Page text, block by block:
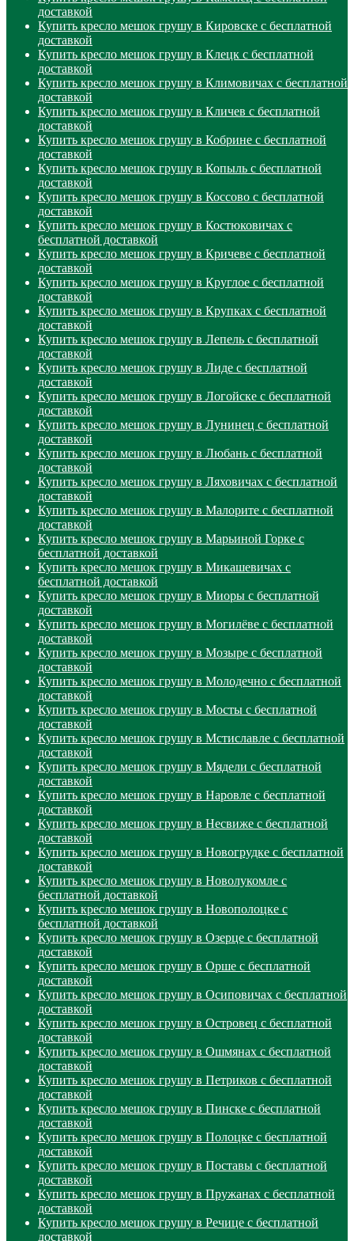
доставкой
Купить кресло мешок грушу в Кировске с бесплатной
доставкой
Купить кресло мешок грушу в Клецк с бесплатной
доставкой
Купить кресло мешок грушу в Климовичах с бесплатной
доставкой
Купить кресло мешок грушу в Кличев с бесплатной
доставкой
Купить кресло мешок грушу в Кобрине с бесплатной
доставкой
Купить кресло мешок грушу в Копыль с бесплатной
доставкой
Купить кресло мешок грушу в Коссово с бесплатной
доставкой
Купить кресло мешок грушу в Костюковичах с
бесплатной доставкой
Купить кресло мешок грушу в Кричеве с бесплатной
доставкой
Купить кресло мешок грушу в Круглое с бесплатной
доставкой
Купить кресло мешок грушу в Крупках с бесплатной
доставкой
Купить кресло мешок грушу в Лепель с бесплатной
доставкой
Купить кресло мешок грушу в Лиде с бесплатной
доставкой
Купить кресло мешок грушу в Логойске с бесплатной
доставкой
Купить кресло мешок грушу в Лунинец с бесплатной
доставкой
Купить кресло мешок грушу в Любань с бесплатной
доставкой
Купить кресло мешок грушу в Ляховичах с бесплатной
доставкой
Купить кресло мешок грушу в Малорите с бесплатной
доставкой
Купить кресло мешок грушу в Марьиной Горке с
бесплатной доставкой
Купить кресло мешок грушу в Микашевичах с
бесплатной доставкой
Купить кресло мешок грушу в Миоры с бесплатной
доставкой
Купить кресло мешок грушу в Могилёве с бесплатной
доставкой
Купить кресло мешок грушу в Мозыре с бесплатной
доставкой
Купить кресло мешок грушу в Молодечно с бесплатной
доставкой
Купить кресло мешок грушу в Мосты с бесплатной
доставкой
Купить кресло мешок грушу в Мстиславле с бесплатной
доставкой
Купить кресло мешок грушу в Мядели с бесплатной
доставкой
Купить кресло мешок грушу в Наровле с бесплатной
доставкой
Купить кресло мешок грушу в Несвиже с бесплатной
доставкой
Купить кресло мешок грушу в Новогрудке с бесплатной
доставкой
Купить кресло мешок грушу в Новолукомле с
бесплатной доставкой
Купить кресло мешок грушу в Новополоцке с
бесплатной доставкой
Купить кресло мешок грушу в Озерце с бесплатной
доставкой
Купить кресло мешок грушу в Орше с бесплатной
доставкой
Купить кресло мешок грушу в Осиповичах с бесплатной
доставкой
Купить кресло мешок грушу в Островец с бесплатной
доставкой
Купить кресло мешок грушу в Ошмянах с бесплатной
доставкой
Купить кресло мешок грушу в Петриков с бесплатной
доставкой
Купить кресло мешок грушу в Пинске с бесплатной
доставкой
Купить кресло мешок грушу в Полоцке с бесплатной
доставкой
Купить кресло мешок грушу в Поставы с бесплатной
доставкой
Купить кресло мешок грушу в Пружанах с бесплатной
доставкой
Купить кресло мешок грушу в Речице с бесплатной
доставкой